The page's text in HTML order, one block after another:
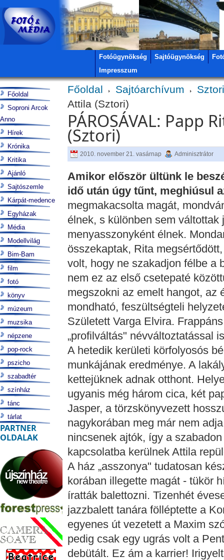
Fotóügynökség Sajtóügynökség
Impresszum
Főoldal Sajtóarchívum
Sztori
Attila (Sztori)
PÁROSÁVAL: Papp
(Sztori)
2010. november 21. vasárnap Adminisztrátor
Amikor először ültünk le
idő után úgy tűnt, meghiúsul
megmakacsolta magát,
élnek, s különben sem
menyasszonyként élnek.
összekaptak, Rita
volt, hogy ne szakadjon félbe a
nem ez az első csetepaté
megszokni az emelt hangot, az
mondható, feszültségteli
Született Varga Elvira.
„profilváltás" névváltoztatással
A hetedik kerületi körfolyosós
munkájának eredménye. A
kettejüknek adnak otthont.
ugyanis még három cica, két
Jasper, a törzskönyvezett
nagykorában meg már nem
nincsenek ajtók, így a
kapcsolatba kerülnek Attila
A ház „asszonya" tudatosan
korában illegette magát - tükör
íratták balettozni. Tizenhét
jazzbalett tanára fölléptette a
egyenes út vezetett a Maxim
pedig csak egy ugrás volt a
debütált. Ez ám a karrier!
Főoldal
Soproni Arcok
Anno
Hírek
Krónika
Kritika
Ajánló
Sajtószemle
Kárpát-medence
Egyházak
Média
Modellvilág
Bim-Bam
film
fotó
könyv
múzeum
muzsika
népzene
pop-rock
pszicho
szabadtér
színház
tánc
tárlat
PARTNER
OLDALAK